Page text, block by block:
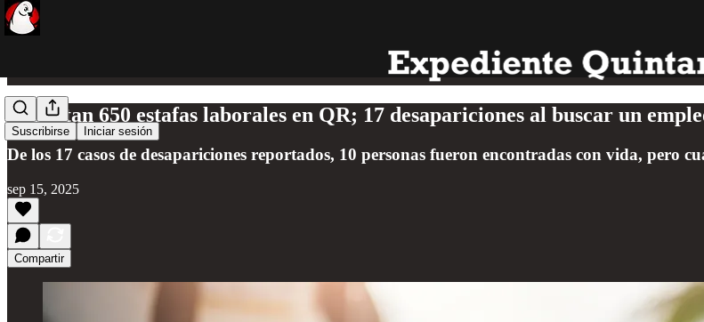
Suscribirse Iniciar sesión
Reportan 650 estafas laborales en QR; 17 desapariciones al buscar un
De los 17 casos de desapariciones reportados, 10 personas fueron encontradas con vida, pero
sep 15, 2025
Compartir